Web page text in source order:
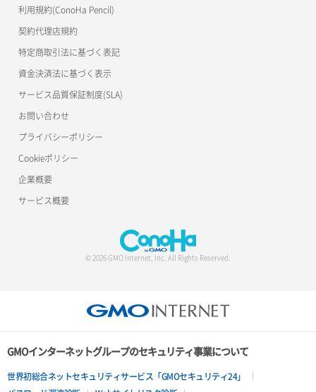
利用規約(ConoHa Pencil)
契約代理店規約
特定商取引法に基づく表記
資金決済法に基づく表示
サービス品質保証制度(SLA)
お問い合わせ
プライバシーポリシー
Cookieポリシー
企業概要
サービス概要
© 2026 GMO Internet, Inc. All Rights Reserved.
GMOインターネットグループのセキュリティ事業について
世界初総合ネットセキュリティサービス「GMOセキュリティ24」